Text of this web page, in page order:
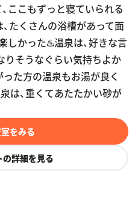
ここもずっと寝ていられる
たくさんの浴槽があって面
しかった♨️温泉は、好きな言
りそうなぐらい気持ちよか
た方の温泉もお湯が良く
は、重くてあたたかい砂が
室をみる
の詳細を見る